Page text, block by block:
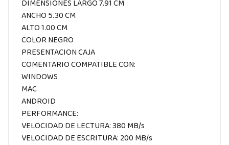
DIMENSIONES LARGO 7.91 CM
ANCHO 5.30 CM
ALTO 1.00 CM
COLOR NEGRO
PRESENTACION CAJA
COMENTARIO COMPATIBLE CON:
WINDOWS
MAC
ANDROID
PERFORMANCE:
VELOCIDAD DE LECTURA: 380 MB/s
VELOCIDAD DE ESCRITURA: 200 MB/s